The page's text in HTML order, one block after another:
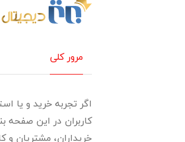
مرور کلی
اگر تجربه خرید و یا
کاربران در این صفحه
خریداران، مشتریان و